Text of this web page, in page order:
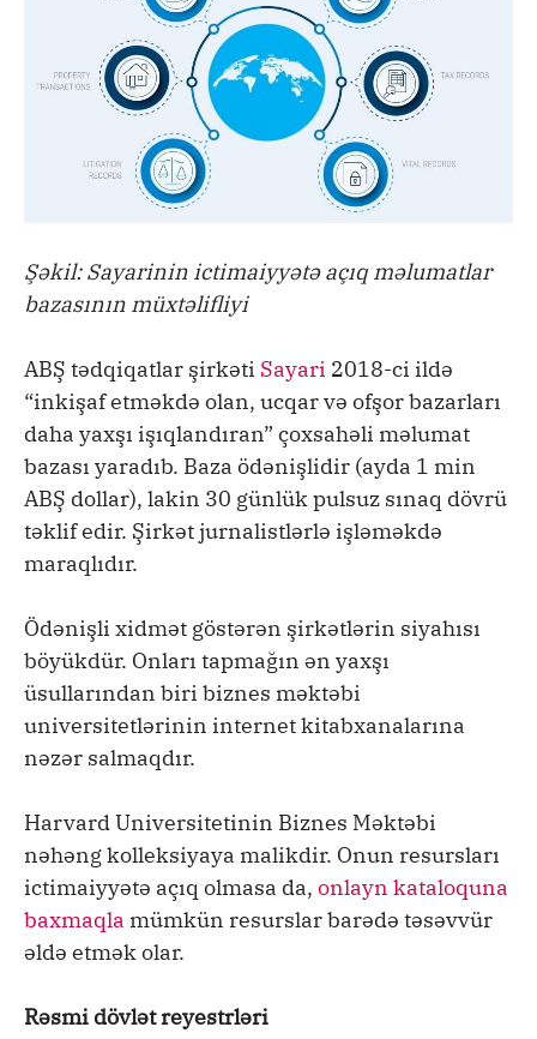
Şəkil: Sayarinin ictimaiyyətə açıq məlumatlar
bazasının müxtəlifliyi
ABŞ tədqiqatlar şirkəti Sayari 2018-ci ildə
“inkişaf etməkdə olan, ucqar və ofşor bazarları
daha yaxşı işıqlandıran” çoxsahəli məlumat
bazası yaradıb. Baza ödənişlidir (ayda 1 min
ABŞ dollar), lakin 30 günlük pulsuz sınaq dövrü
təklif edir. Şirkət jurnalistlərlə işləməkdə
maraqlıdır.
Ödənişli xidmət göstərən şirkətlərin siyahısı
böyükdür. Onları tapmağın ən yaxşı
üsullarından biri biznes məktəbi
universitetlərinin internet kitabxanalarına
nəzər salmaqdır.
Harvard Universitetinin Biznes Məktəbi
nəhəng kolleksiyaya malikdir. Onun resursları
ictimaiyyətə açıq olmasa da, onlayn kataloquna
baxmaqla mümkün resurslar barədə təsəvvür
əldə etmək olar.
Rəsmi dövlət reyestrləri